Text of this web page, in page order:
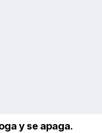
y se apaga.